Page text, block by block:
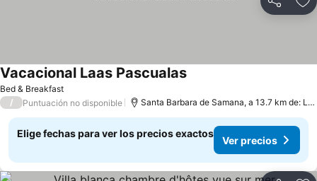
Compartir
Bed & Breakfast
Vacacional Laas Pascualas
/ Puntuación no disponible Santa Barbara de Samana, a 13.7 km de: Las Terrenas
Elige fechas para ver los precios exactos
Ver precios